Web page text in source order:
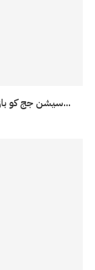
سیشن جج کو بازیاب کروایا گیا ؛تاوان دینے کی خبر جھوٹی ہے...